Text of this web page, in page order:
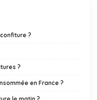
?
?
en France ?